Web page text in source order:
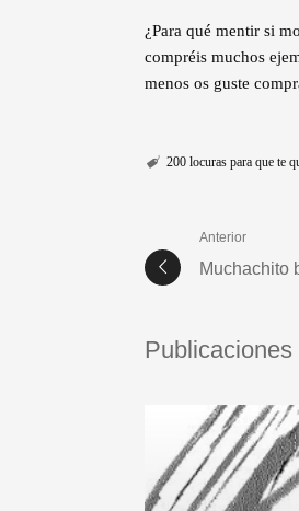
¿Para qué mentir si
compréis muchos
menos os guste
200 locuras para que te
Anterior
Muchachito